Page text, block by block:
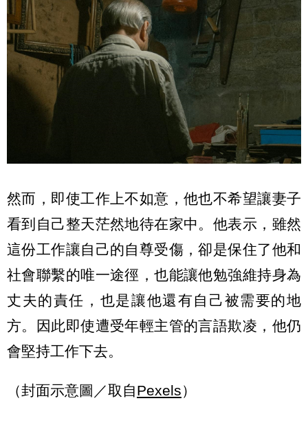
然而，即使工作上不如意，他也不希望讓妻子
看到自己整天茫然地待在家中。他表示，雖然
這份工作讓自己的自尊受傷，卻是保住了他和
社會聯繫的唯一途徑，也能讓他勉強維持身為
丈夫的責任，也是讓他還有自己被需要的地
方。因此即使遭受年輕主管的言語欺凌，他仍
會堅持工作下去。
（封面示意圖／取自Pexels）